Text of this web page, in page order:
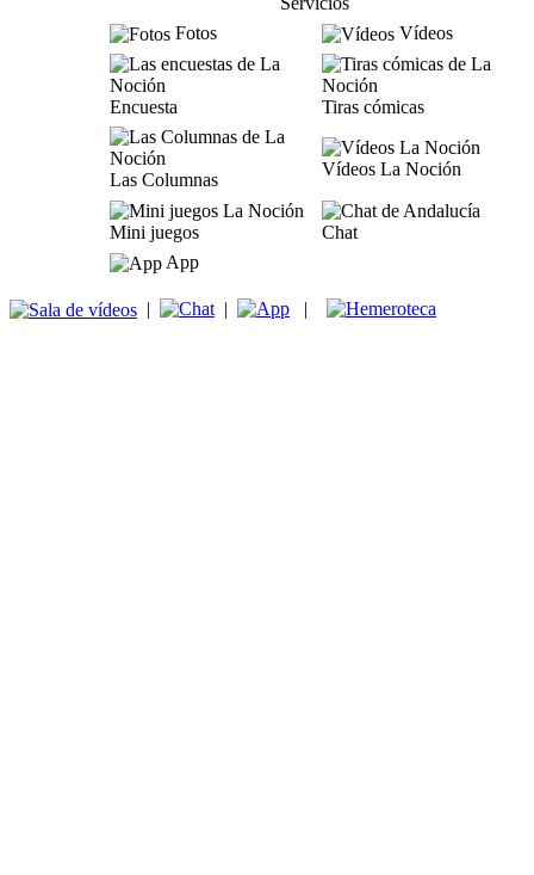
Fotos
Vídeos
Encuesta Tiras cómicas
Las Columnas
Vídeos La Noción
Mini juegos
Chat
App
| | |